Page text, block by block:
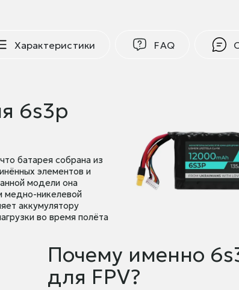
Характеристики FAQ
6s3p
батарея собрана из
элементов и
модели она
медно-никелевой
аккумулятору
во время полёта
Почему именно
для FPV?